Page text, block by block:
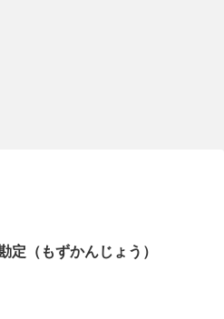
定（もずかんじょう）